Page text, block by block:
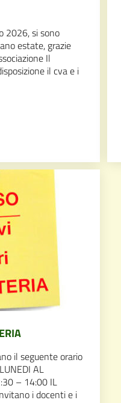
2026, si sono
estate, grazie
Il
il cva e i
il seguente orario
AL
– 14:00 IL
i docenti e i